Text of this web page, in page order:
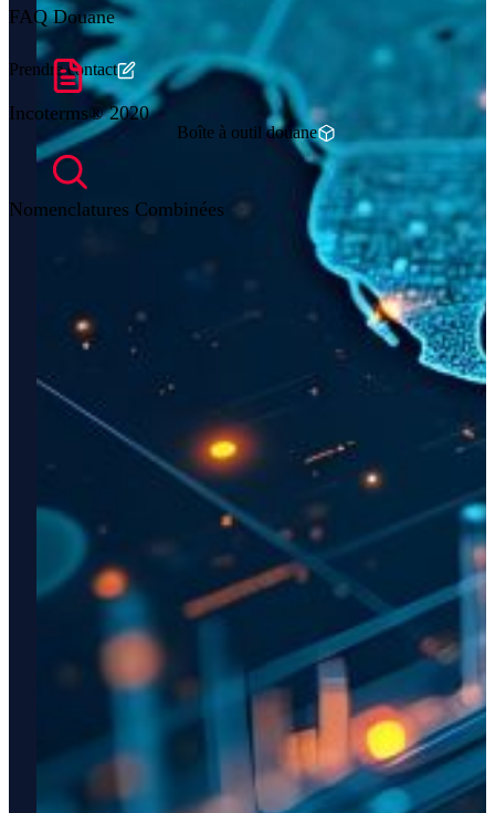
Prendre contact
Boîte à outil douane
FAQ Douane
Incoterms® 2020
Nomenclatures Combinées